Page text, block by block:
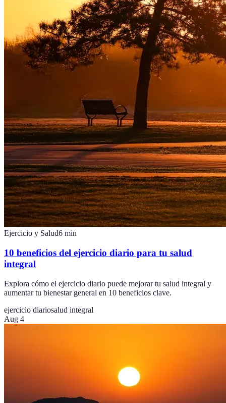
Ejercicio y Salud6 min
10 beneficios del ejercicio diario para tu salud
integral
Explora cómo el ejercicio diario puede mejorar tu salud integral y
aumentar tu bienestar general en 10 beneficios clave.
ejercicio diariosalud integral
Aug 4